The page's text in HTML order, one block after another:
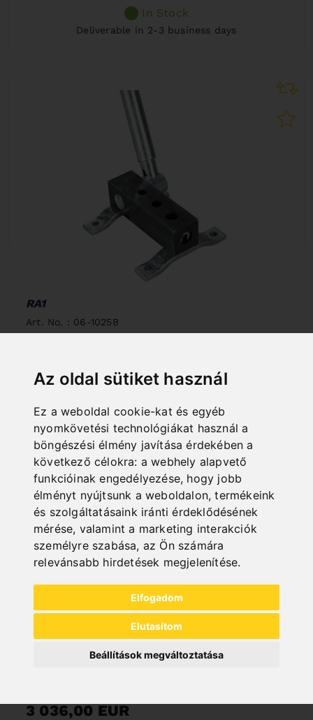
Az oldal sütiket használ
Ez a weboldal cookie-kat és egyéb
nyomkövetési technológiákat használ a
böngészési élmény javítása érdekében a
következő célokra: a webhely alapvető
funkcióinak engedélyezése, hogy jobb
élményt nyújtsunk a weboldalon,termékeink
és szolgáltatásaink iránti érdeklődésének
mérése, valamint a marketing interakciók
személyre szabása, az Ön számára
relevánsabb hirdetések megjelenítése.
Elfogadom
Elutasítom
Beállítások megváltoztatása
In Stock
Deliverable in 2-3 business days
RA1
Art. No. : 06-1025B
265,20 EUR
In Stock
3 036,00 EUR